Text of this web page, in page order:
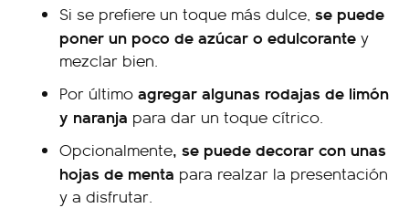
Si se prefiere un toque más dulce, se puede
poner un poco de azúcar o edulcorante y
mezclar bien.
Por último agregar algunas rodajas de limón
y naranja para dar un toque cítrico.
Opcionalmente, se puede decorar con unas
hojas de menta para realzar la presentación
y a disfrutar.